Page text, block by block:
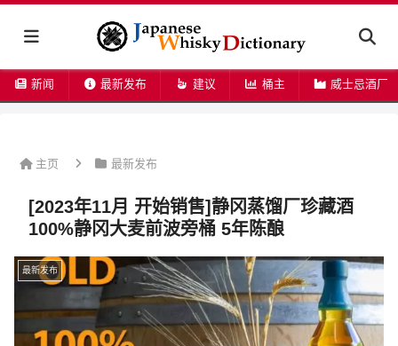
新闻 最新发布 建议 桶主 威士忌酒厂
主页 最新发布
[2023年11月 开始销售]静冈蒸馏厂珍藏酒
100%静冈大麦前波旁桶 5年陈酿
最新发布